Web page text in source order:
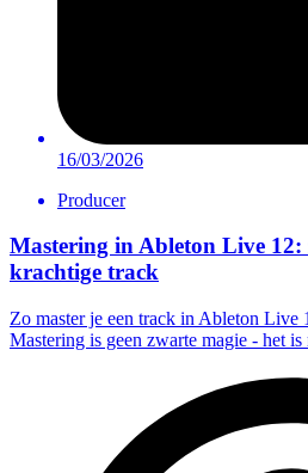
16/03/2026
Producer
Mastering in Ableton Live 12:
krachtige track
Zo master je een track in Ableton Live
Mastering is geen zwarte magie - het